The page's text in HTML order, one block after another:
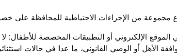
مجموعة من الإجراءات الاحتياطية للمحافظة على خصوصية
الموقع الإلكتروني أو التطبيقات المخصصة للأطفال:
الأهل أو الوصي القانوني، ما عدا في حالات